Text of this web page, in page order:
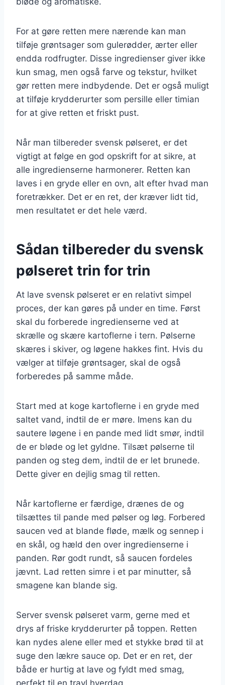
For at gøre retten mere nærende kan man
tilføje grøntsager som gulerødder, ærter eller
endda rodfrugter. Disse ingredienser giver ikke
kun smag, men også farve og tekstur, hvilket
gør retten mere indbydende. Det er også muligt
at tilføje krydderurter som persille eller timian
for at give retten et friskt pust.
Når man tilbereder svensk pølseret, er det
vigtigt at følge en god opskrift for at sikre, at
alle ingredienserne harmonerer. Retten kan
laves i en gryde eller en ovn, alt efter hvad man
foretrækker. Det er en ret, der kræver lidt tid,
men resultatet er det hele værd.
Sådan tilbereder du svensk
pølseret trin for trin
At lave svensk pølseret er en relativt simpel
proces, der kan gøres på under en time. Først
skal du forberede ingredienserne ved at
skrælle og skære kartoflerne i tern. Pølserne
skæres i skiver, og løgene hakkes fint. Hvis du
vælger at tilføje grøntsager, skal de også
forberedes på samme måde.
Start med at koge kartoflerne i en gryde med
saltet vand, indtil de er møre. Imens kan du
sautere løgene i en pande med lidt smør, indtil
de er bløde og let gyldne. Tilsæt pølserne til
panden og steg dem, indtil de er let brunede.
Dette giver en dejlig smag til retten.
Når kartoflerne er færdige, drænes de og
tilsættes til pande med pølser og løg. Forbered
saucen ved at blande fløde, mælk og sennep i
en skål, og hæld den over ingredienserne i
panden. Rør godt rundt, så saucen fordeles
jævnt. Lad retten simre i et par minutter, så
smagene kan blande sig.
Server svensk pølseret varm, gerne med et
drys af friske krydderurter på toppen. Retten
kan nydes alene eller med et stykke brød til at
suge den lækre sauce op. Det er en ret, der
både er hurtig at lave og fyldt med smag,
perfekt til en travl hverdag.